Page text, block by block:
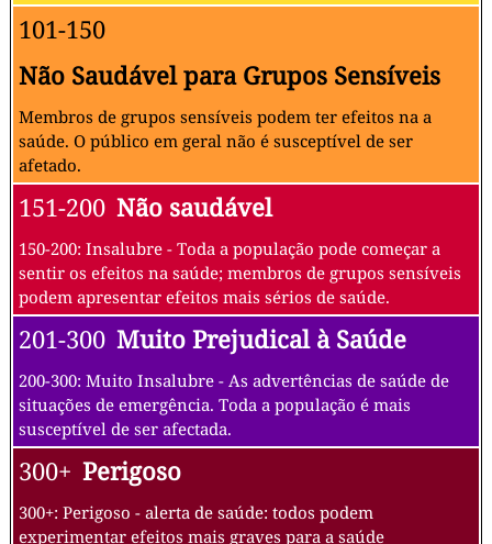
101-150
Não Saudável para Grupos Sensíveis
Membros de grupos sensíveis podem ter efeitos na a
saúde. O público em geral não é susceptível de ser
afetado.
151-200 Não saudável
150-200: Insalubre - Toda a população pode começar a
sentir os efeitos na saúde; membros de grupos sensíveis
podem apresentar efeitos mais sérios de saúde.
201-300 Muito Prejudical à Saúde
200-300: Muito Insalubre - As advertências de saúde de
situações de emergência. Toda a população é mais
susceptível de ser afectada.
300+ Perigoso
300+: Perigoso - alerta de saúde: todos podem
experimentar efeitos mais graves para a saúde